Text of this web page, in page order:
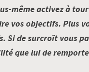
même activez à
vos objectifs. Plus
de surcroît vous
que lui de